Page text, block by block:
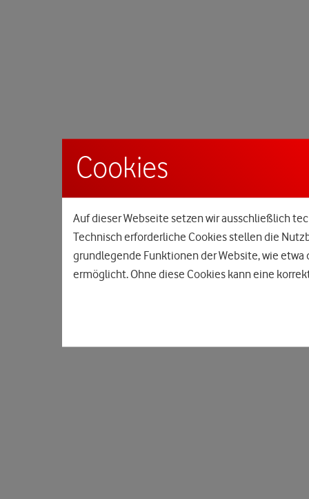
Cookies
Auf dieser Webseite setzen wir ausschließlich
Technisch erforderliche Cookies stellen die
grundlegende Funktionen der Website, wie
ermöglicht. Ohne diese Cookies kann eine